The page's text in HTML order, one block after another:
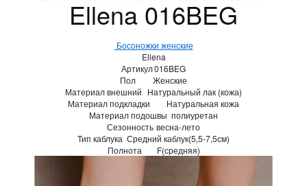
Ellena 016BEG
Босоножки женские
Ellena
Артикул016BEG
Пол
Женские
Материал внешний Натуральный лак (кожа)
Материал подкладки
Натуральная кожа
Материал подошвы полиуретан
Сезонность весна-лето
Тип каблука Средний каблук(5,5-7,5см)
Полнота
F(средняя)